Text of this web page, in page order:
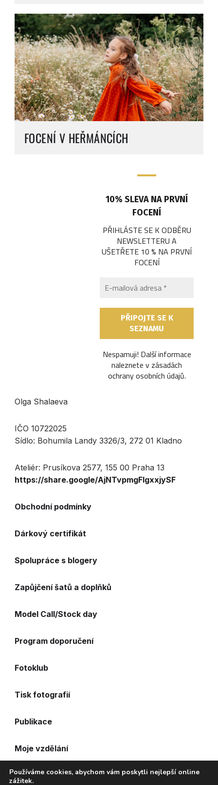
FOCENÍ V HEŘMÁNCÍCH
10% SLEVA NA PRVNÍ
FOCENÍ
PŘIHLÁSTE SE K ODBĚRU
NEWSLETTERU A
UŠETŘETE 10 % NA PRVNÍ
FOCENÍ
Nespamuji! Další informace
naleznete v zásadách
ochrany osobních údajů.
Olga Shalaeva
IČO 10722025
Sídlo: Bohumila Landy 3326/3, 272 01 Kladno
Ateliér: Prusíkova 2577, 155 00 Praha 13
https://share.google/AjNTvpmgFlgxxjySF
Obchodní podmínky
Dárkový certifikát
Spolupráce s blogery
Zapůjčení šatů a doplňků
Model Call/Stock day
Program doporučení
Fotoklub
Tisk fotografií
Publikace
Moje vzdělání
Časté otázky
Používáme cookies, abychom vám poskytli nejlepší online
zážitek.